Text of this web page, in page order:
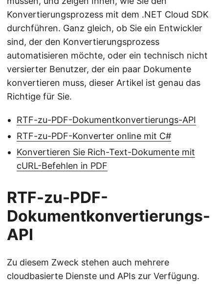
Konvertierungsprozess mit dem .NET Cloud SDK
durchführen. Ganz gleich, ob Sie ein Entwickler
sind, der den Konvertierungsprozess
automatisieren möchte, oder ein technisch nicht
versierter Benutzer, der ein paar Dokumente
konvertieren muss, dieser Artikel ist genau das
Richtige für Sie.
RTF-zu-PDF-Dokumentkonvertierungs-API
RTF-zu-PDF-Konverter online mit C#
Konvertieren Sie Rich-Text-Dokumente mit
cURL-Befehlen in PDF
RTF-zu-PDF-
Dokumentkonvertierungs-
API
Zu diesem Zweck stehen auch mehrere
cloudbasierte Dienste und APIs zur Verfügung.